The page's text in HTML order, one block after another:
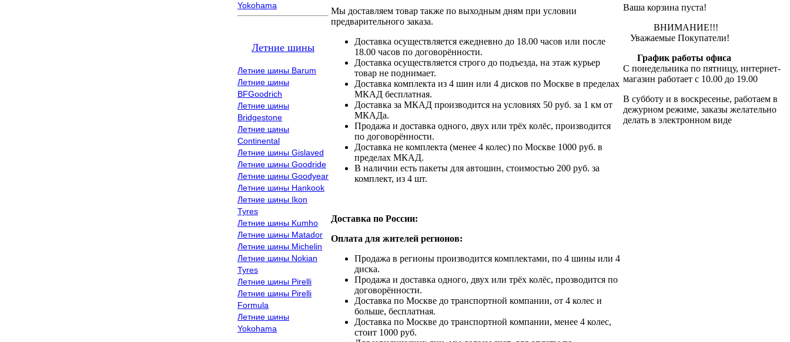
Yokohama
Летние шины
Летние шины Barum
Летние шины
BFGoodrich
Летние шины
Bridgestone
Летние шины
Continental
Летние шины Gislaved
Летние шины Goodride
Летние шины Goodyear
Летние шины Hankook
Летние шины Ikon
Tyres
Летние шины Kumho
Летние шины Matador
Летние шины Michelin
Летние шины Nokian
Tyres
Летние шины Pirelli
Летние шины Pirelli
Formula
Летние шины
Yokohama
Мы доставляем товар также по выходным дням при условии
предварительного заказа.
Доставка осуществляется ежедневно до 18.00 часов или после
18.00 часов по договорённости.
Доставка осуществляется строго до подъезда, на этаж курьер
товар не поднимает.
Доставка комплекта из 4 шин или 4 дисков по Москве в пределах
МКАД бесплатная.
Доставка за МКАД производится на условиях 50 руб. за 1 км от
МКАДа.
Продажа и доставка одного, двух или трёх колёс, производится
по договорённости.
Доставка не комплекта (менее 4 колес) по Москве 1000 руб. в
пределах МКАД.
В наличии есть пакеты для автошин, стоимостью 200 руб. за
комплект, из 4 шт.
Доставка по России:
Оплата для жителей регионов:
Продажа в регионы производится комплектами, по 4 шины или 4
диска.
Продажа и доставка одного, двух или трёх колёс, прозводится по
договорённости.
Доставка по Москве до транспортной компании, от 4 колес и
больше, бесплатная.
Доставка по Москве до транспортной компании, менее 4 колес,
стоит 1000 руб.
Ваша корзина пуста!
ВНИМАНИЕ!!!
Уважаемые Покупатели!
График работы офиса
С понедельника по пятницу, интернет-
магазин работает с 10.00 до 19.00
В субботу и в воскресенье, работаем в
дежурном режиме, заказы желательно
делать в электронном виде